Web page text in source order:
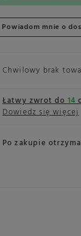
Powiadom mnie o
Chwilowy brak
Łatwy zwrot do14
Dowiedz się więcej
Po zakupie